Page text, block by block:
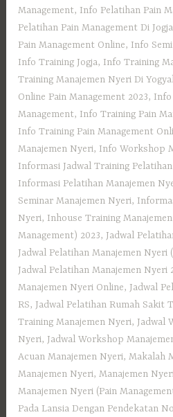
Management, Info Pelatihan Pain
Pelatihan Pain Management Di
Pain Management Online, Info
Info Training Jogja, Info Training
Training Manajemen Nyeri Di
Online Pain Management 2023, Info
Management, Info Training Pain
Info Training Pain Management
Manajemen Nyeri, Info Workshop
Informasi Jadwal Training
Informasi Pelatihan Manajemen
Seminar Manajemen Nyeri,
Nyeri, Inhouse Training
Management) 2023, Jadwal
Jadwal Pelatihan Manajemen Nyeri
Jadwal Pelatihan Manajemen Nyeri
Manajemen Nyeri Online, Jadwal
RS, Jadwal Pelatihan Rumah Sakit
Training Manajemen Nyeri, Jadwal
Nyeri, Jadwal Workshop
Acuan Manajemen Nyeri,Makalah
Manajemen Nyeri,Manajemen
Manajemen Nyeri (Pain
Pada Lansia Dengan Pendekatan